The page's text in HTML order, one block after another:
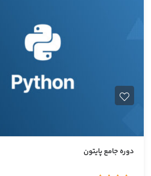
دوره جامع پایتون